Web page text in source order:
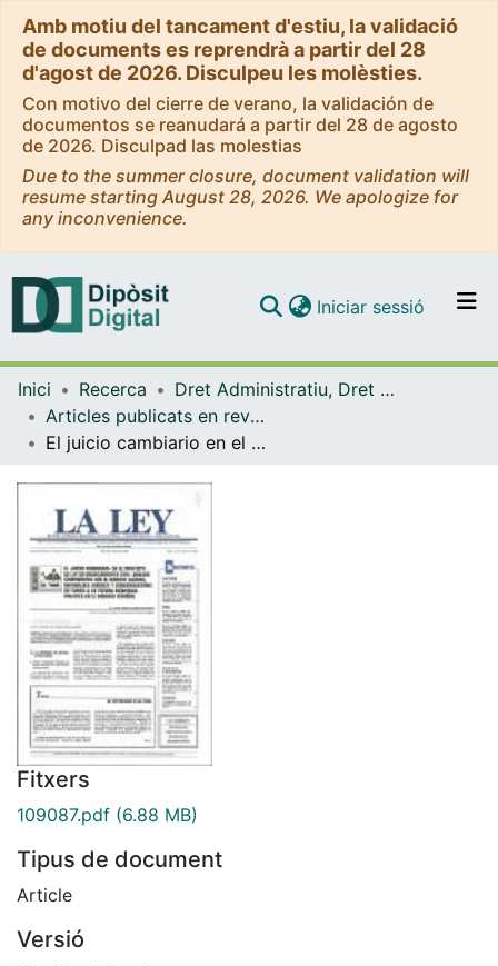
Amb motiu del tancament d'estiu, la validació
de documents es reprendrà a partir del 28
d'agost de 2026. Disculpeu les molèsties.
Con motivo del cierre de verano, la validación de
documentos se reanudará a partir del 28 de agosto
de 2026. Disculpad las molestias
Due to the summer closure, document validation will
resume starting August 28, 2026. We apologize for
any inconvenience.
Navega per tot el DD
Com publicar
Iniciar sessió (current)
Inici Recerca
Dret Administratiu, Dret Processal i Dret Financer i Tributari
Articles publicats en revistes (Dret Administratiu, Dret Processal i Dret Financer i Tributari)
El juicio cambiario en el Proyecto de LEC. Análisis comparativo con el Derecho Alemán, naturaleza jurídica y consideraciones en torno a su futura incidencia práctica en el Derecho Español
Fitxers
109087.pdf (6.88 MB)
Tipus de document
Article
Versió